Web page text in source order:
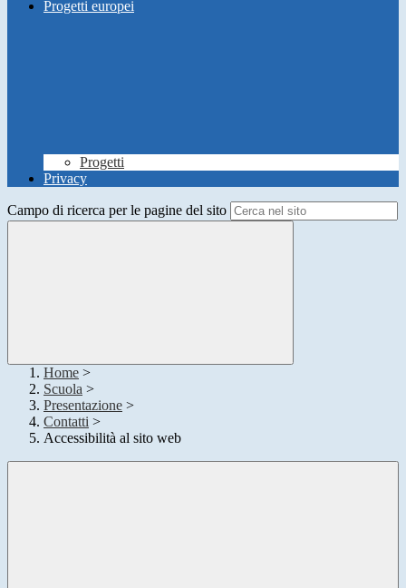
Progetti europei
Progetti
Privacy
Campo di ricerca per le pagine del sito
Home >
Scuola >
Presentazione >
Contatti >
Accessibilità al sito web